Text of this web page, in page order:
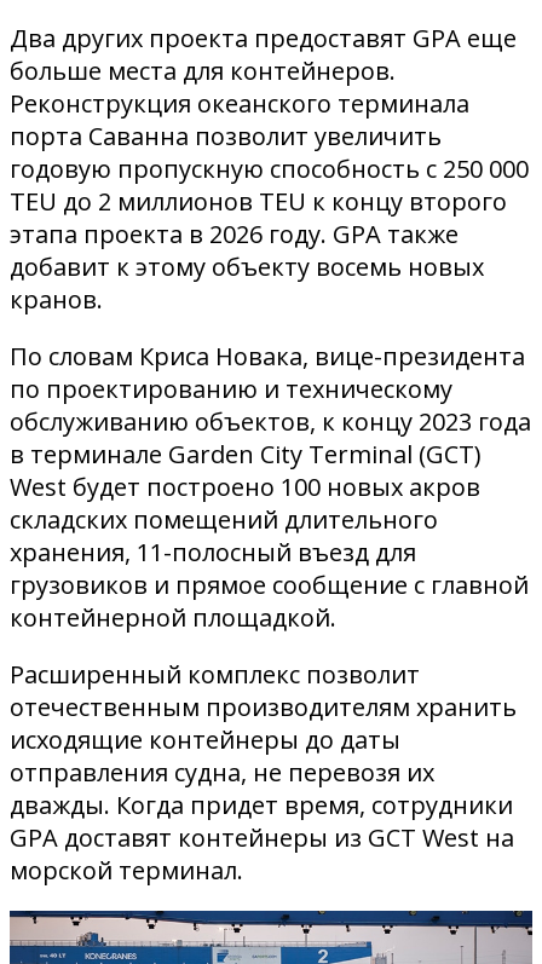
Два других проекта предоставят GPA еще
больше места для контейнеров.
Реконструкция океанского терминала
порта Саванна позволит увеличить
годовую пропускную способность с 250 000
TEU до 2 миллионов TEU к концу второго
этапа проекта в 2026 году. GPA также
добавит к этому объекту восемь новых
кранов.
По словам Криса Новака, вице-президента
по проектированию и техническому
обслуживанию объектов, к концу 2023 года
в терминале Garden City Terminal (GCT)
West будет построено 100 новых акров
складских помещений длительного
хранения, 11-полосный въезд для
грузовиков и прямое сообщение с главной
контейнерной площадкой.
Расширенный комплекс позволит
отечественным производителям хранить
исходящие контейнеры до даты
отправления судна, не перевозя их
дважды. Когда придет время, сотрудники
GPA доставят контейнеры из GCT West на
морской терминал.